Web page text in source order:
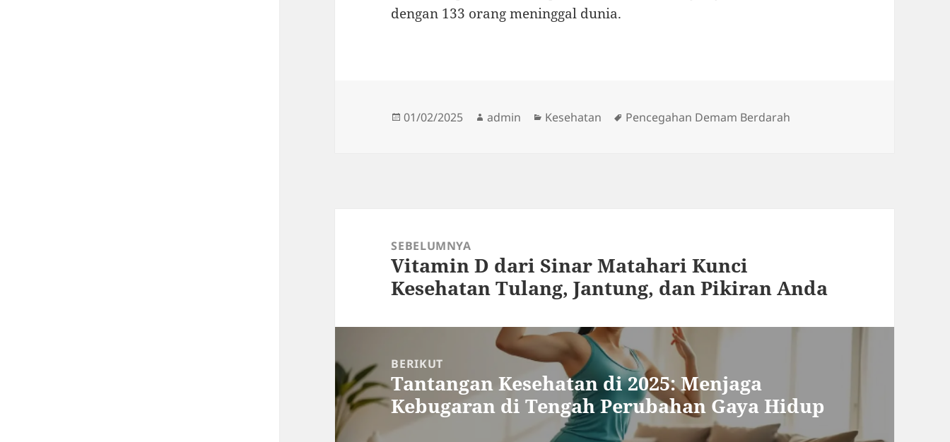
dengan 133 orang meninggal dunia.
Diposkan
01/02/2025 Penulis
admin Kategori
Kesehatan Tag
Pencegahan Demam Berdarah
SEBELUMNYA
Pos
sebelumnya:
Vitamin D dari Sinar Matahari Kunci
Kesehatan Tulang, Jantung, dan Pikiran Anda
BERIKUT
Pos
berikutnya:
Tantangan Kesehatan di 2025: Menjaga
Kebugaran di Tengah Perubahan Gaya Hidup